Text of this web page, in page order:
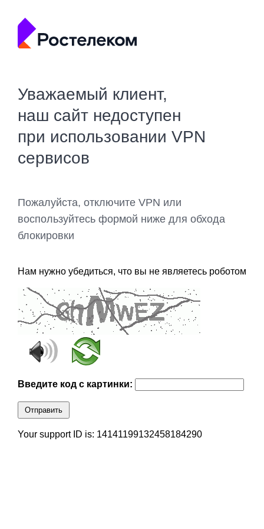
Уважаемый клиент,
наш сайт недоступен
при использовании VPN
сервисов
Пожалуйста, отключите VPN или
воспользуйтесь формой ниже для обхода
блокировки
Нам нужно убедиться, что вы не являетесь роботом
Введите код с картинки:
Отправить
Your support ID is: 14141199132458184290